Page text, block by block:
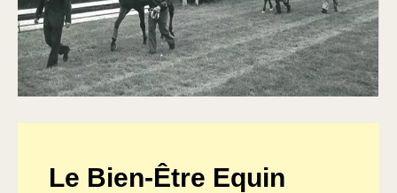
Le Bien-Être Equin